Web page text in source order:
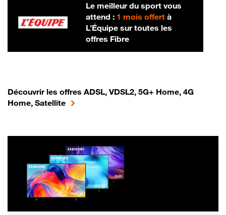
Le meilleur du sport vous
attend : 1 mois offertà
L’Équipe sur toutes les
offres Fibre
Découvrir les offres ADSL, VDSL2, 5G+ Home, 4G
Home, Satellite